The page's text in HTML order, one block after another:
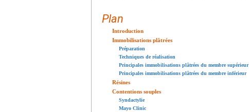
Plan
Introduction
Immobilisations plâtrées
Préparation
Techniques de réalisation
Principales immobilisations plâtrées du membre supérieur
Principales immobilisations plâtrées du membre inférieur
Résines
Contentions souples
Syndactylie
Mayo Clinic